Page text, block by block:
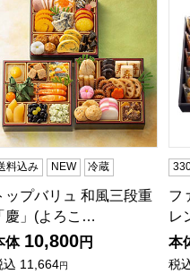
料込み NEW 冷蔵
ップバリュ 和風三段重
慶」(よろこ…
体 10,800円
込 11,664円
フ
レ
本
税